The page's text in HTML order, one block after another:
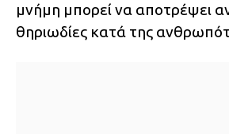
μνήμη μπορεί να αποτρέψει
θηριωδίες κατά της